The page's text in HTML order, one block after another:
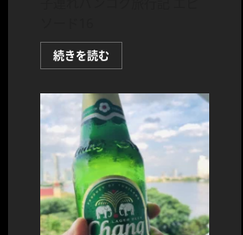
ら
読
続きを読む
イ
16【ア
ジ
ア
ィ
ー
ク
攻
略
①】
中
華